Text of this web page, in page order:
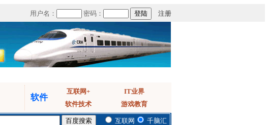
用户名： 密码： 注册
软件
互联网+
IT业界
软件技术
游戏教育
互联网 千脑汇